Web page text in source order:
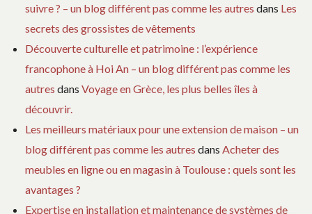
suivre ? – un blog différent pas comme les autres dans Les
secrets des grossistes de vêtements
Découverte culturelle et patrimoine : l’expérience
francophone à Hoi An – un blog différent pas comme les
autres dans Voyage en Grèce, les plus belles îles à
découvrir.
Les meilleurs matériaux pour une extension de maison – un
blog différent pas comme les autres dans Acheter des
meubles en ligne ou en magasin à Toulouse : quels sont les
avantages ?
Expertise en installation et maintenance de systèmes de